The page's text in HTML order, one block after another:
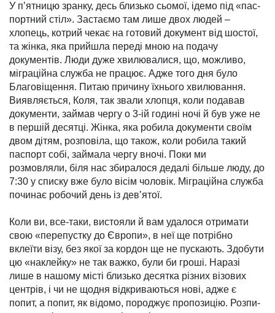
У п’ятницю зранку, десь близько сьомої, ідемо під «пас­
портний стіл». Застаємо там лише двох людей –
хлопець, котрий чекає на готовий доку­мент від шостої,
та жінка, яка прийшла переді мною на пода­чу
документів. Люди дуже хвилювалися, що, можливо,
міграційна служба не працює. Адже того дня було
Благові­щення. Питаю причину їхнього хвилювання.
Виявляється, Ко­ля, так звали хлопця, коли по­давав
документи, займав чергу о 3-ій годині ночі й був уже не
в першій десятці. Жінка, яка робила документи своїм
двом дітям, розповіла, що також, коли робила такий
паспорт собі, займала чергу вночі. Поки ми
розмовляли, біля нас збиралося дедалі більше люду, до
7:30 у списку вже було вісім чоловік. Міграційна служба
починає робочий день із дев’ятої.
Коли ви, все-таки, вистояли й вам удалося отримати
свою «перепустку до Європи», в неї ще потрібно
вклеїти візу, без якої за кордон ще не пускають. Здобути
цю «нак­лейку» не так важко, були би гроші. Наразі
лише в нашому місті близько десятка різних візових
центрів, і чи не щодня відкриваються нові, адже є
попит, а попит, як відомо, породжує пропозицію. Розпи­